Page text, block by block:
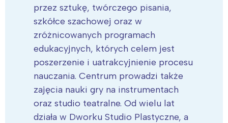
przez sztukę, twórczego pisania,
szkółce szachowej oraz w
zróżnicowanych programach
edukacyjnych, których celem jest
poszerzenie i uatrakcyjnienie procesu
nauczania. Centrum prowadzi także
zajęcia nauki gry na instrumentach
oraz studio teatralne. Od wielu lat
działa w Dworku Studio Plastyczne, a